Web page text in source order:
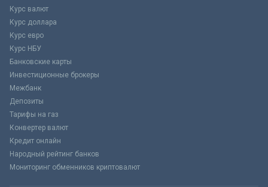
Курс валют
Курс доллара
Курс евро
Курс НБУ
Банковские карты
Инвестиционные брокеры
Межбанк
Депозиты
Тарифы на газ
Конвертер валют
Кредит онлайн
Народный рейтинг банков
Мониторинг обменников криптовалют